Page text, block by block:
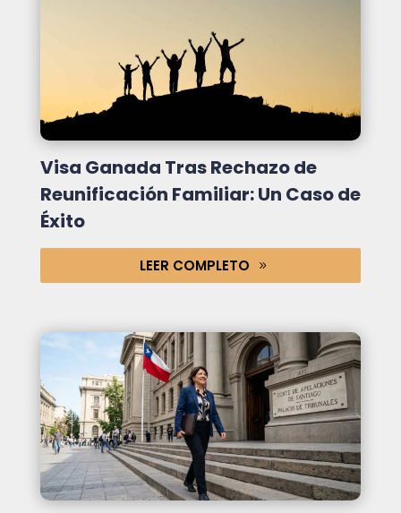
Visa Ganada Tras Rechazo de
Reunificación Familiar: Un Caso de
Éxito
LEER COMPLETO